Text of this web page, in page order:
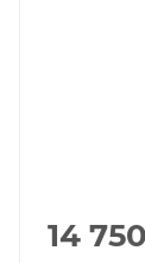
14 750